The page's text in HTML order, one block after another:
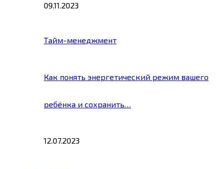
09.11.2023
Тайм-менеджмент
Как понять энергетический режим вашего
ребёнка и сохранить…
12.07.2023